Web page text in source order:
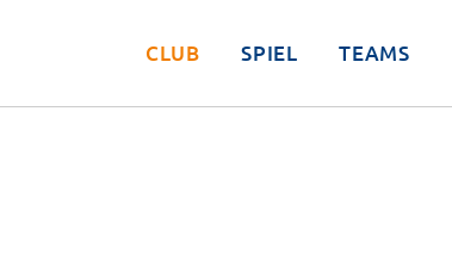
CLUB SPIEL TEAMS